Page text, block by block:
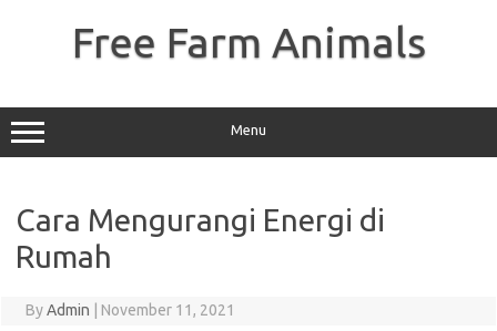
Free Farm Animals
Menu
Cara Mengurangi Energi di
Rumah
ByAdmin November 11, 2021